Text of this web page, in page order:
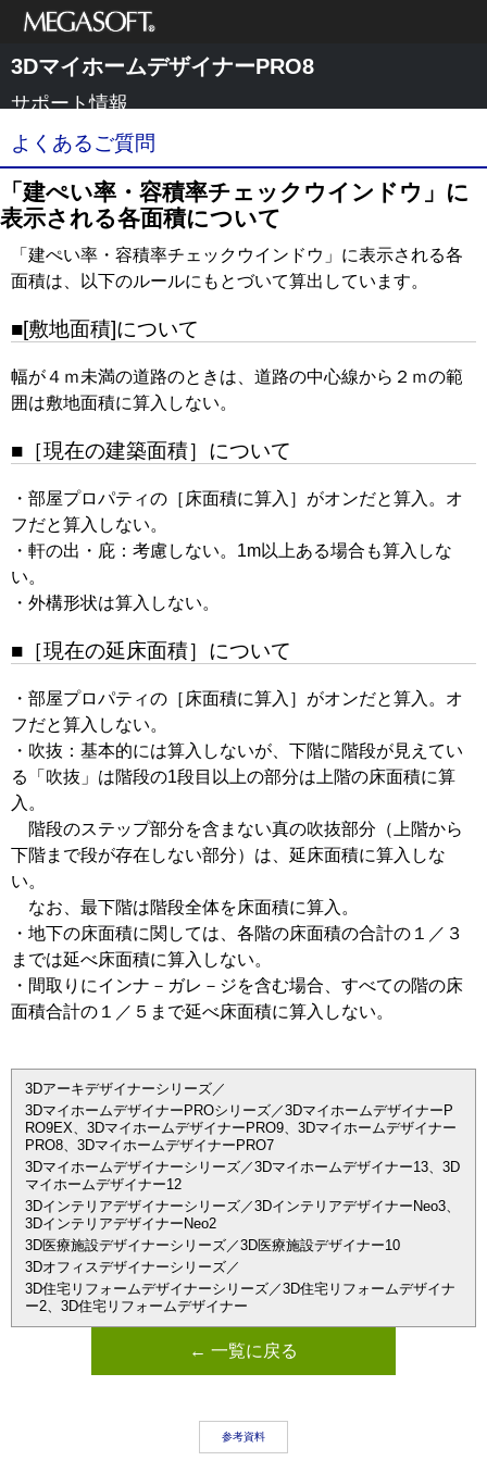
メガソフト株式
会社
3DマイホームデザイナーPRO8
サポート情報
よくあるご質問
「建ぺい率・容積率チェックウインドウ」に
表示される各面積について
「建ぺい率・容積率チェックウインドウ」に表示される各
面積は、以下のルールにもとづいて算出しています。
■[敷地面積]について
幅が４ｍ未満の道路のときは、道路の中心線から２ｍの範
囲は敷地面積に算入しない。
■［現在の建築面積］について
・部屋プロパティの［床面積に算入］がオンだと算入。オ
フだと算入しない。
・軒の出・庇：考慮しない。1m以上ある場合も算入しな
い。
・外構形状は算入しない。
■［現在の延床面積］について
・部屋プロパティの［床面積に算入］がオンだと算入。オ
フだと算入しない。
・吹抜：基本的には算入しないが、下階に階段が見えてい
る「吹抜」は階段の1段目以上の部分は上階の床面積に算
入。
階段のステップ部分を含まない真の吹抜部分（上階から
下階まで段が存在しない部分）は、延床面積に算入しな
い。
なお、最下階は階段全体を床面積に算入。
・地下の床面積に関しては、各階の床面積の合計の１／３
までは延べ床面積に算入しない。
・間取りにインナ－ガレ－ジを含む場合、すべての階の床
面積合計の１／５まで延べ床面積に算入しない。
3Dアーキデザイナーシリーズ／
3DマイホームデザイナーPROシリーズ／3DマイホームデザイナーP
RO9EX、3DマイホームデザイナーPRO9、3Dマイホームデザイナー
PRO8、3DマイホームデザイナーPRO7
3Dマイホームデザイナーシリーズ／3Dマイホームデザイナー13、3D
マイホームデザイナー12
3Dインテリアデザイナーシリーズ／3DインテリアデザイナーNeo3、
3DインテリアデザイナーNeo2
3D医療施設デザイナーシリーズ／3D医療施設デザイナー10
3Dオフィスデザイナーシリーズ／
3D住宅リフォームデザイナーシリーズ／3D住宅リフォームデザイナ
ー2、3D住宅リフォームデザイナー
← 一覧に戻る
参考資料